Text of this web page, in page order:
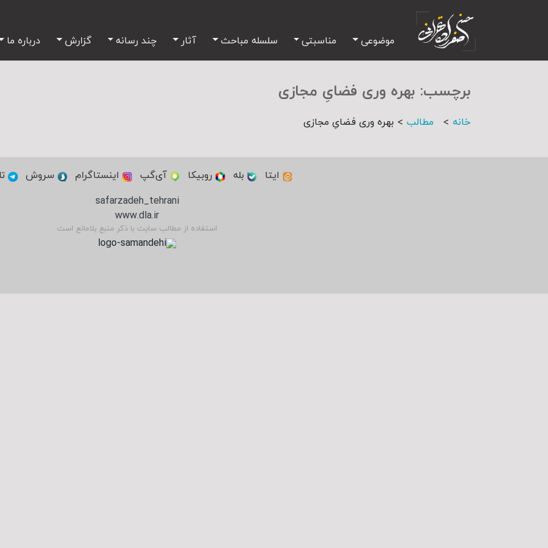
موضوعی مناسبتی سلسله مباحث آثار چند رسانه گزارش درباره ما
برچسب: بهره وری فضایِ مجازی
خانه > مطالب > بهره وری فضایِ مجازی
ایتا بله روبیکا آی‌گپ اینستاگرام سروش
safarzadeh_tehrani
www.dla.ir
استفاده از مطالب سایت با ذکر منبع بلامانع است